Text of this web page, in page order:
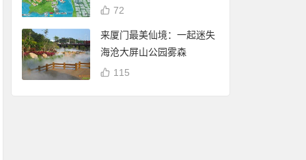
哦！72
来厦门最美仙境：一起迷失
海沧大屏山公园雾森
115